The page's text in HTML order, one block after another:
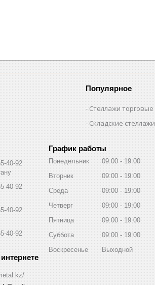
Популярное
Стеллажи торговые
Складские стеллажи
40-92
40-92
40-92
40-92
График работы
Понедельник 09:00
19:00
Вторник
09:00
19:00
Среда
09:00
19:00
Четверг
09:00
19:00
Пятница
09:00
19:00
Суббота
09:00
19:00
Воскресенье
Выходной